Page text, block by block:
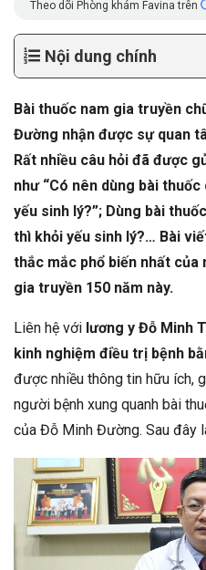
Theo dõi Phòng khám Favina trên
Nội dung chính
Bài thuốc nam gia truyền
Đường nhận được sự quan
Rất nhiều câu hỏi đã được
như “Có nên dùng bài
yếu sinh lý?”; Dùng bài
thì khỏi yếu sinh lý?… Bài
thắc mắc phổ biến nhất
gia truyền 150 năm này.
Liên hệ với lương y Đỗ Minh
kinh nghiệm điều trị bệnh
được nhiều thông tin hữu ích,
người bệnh xung quanh bài
của Đỗ Minh Đường. Sau đây